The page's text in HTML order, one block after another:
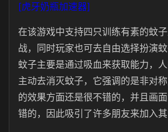
[虎牙奶瓶加速器]
在该游戏中支持四只训练有素的蚊
战，同时玩家也可去自由选择扮演
蚊子主要是通过吸血来获取能力，
主动去消灭蚊子，它强调的是非对
的效果方面还是很不错的，并且画
错的，因此吸引了许多朋友来加入其